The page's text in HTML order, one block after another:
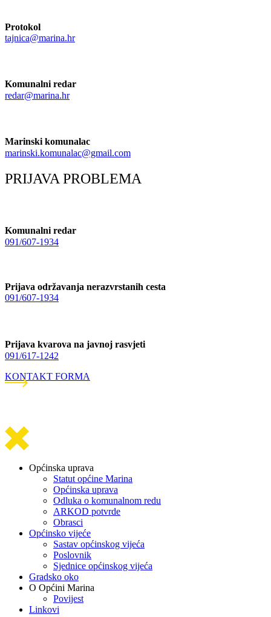
Protokol
tajnica@marina.hr
Komunalni redar
redar@marina.hr
Marinski komunalac
marinski.komunalac@gmail.com
PRIJAVA PROBLEMA
Komunalni redar
091/607-1934
Prijava održavanja nerazvrstanih cesta
091/607-1934
Prijava kvarova na javnoj rasvjeti
091/617-1242
KONTAKT FORMA
Općinska uprava
Statut općine Marina
Općinska uprava
Odluka o komunalnom redu
ARKOD potvrde
Obrasci
Općinsko vijeće
Sastav općinskog vijeća
Poslovnik
Sjednice općinskog vijeća
Gradsko oko
O Općini Marina
Povijest
Linkovi